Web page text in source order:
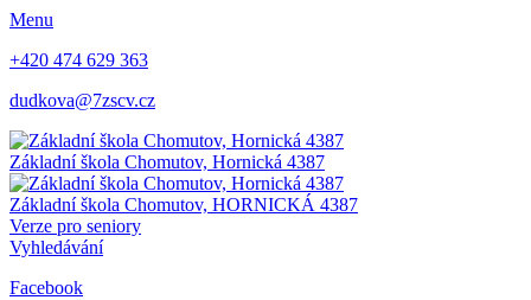
Menu
+420 474 629 363
dudkova@7zscv.cz
Základní škola Chomutov, Hornická 4387
Základní škola Chomutov, HORNICKÁ 4387
Verze pro seniory
Vyhledávání
Facebook